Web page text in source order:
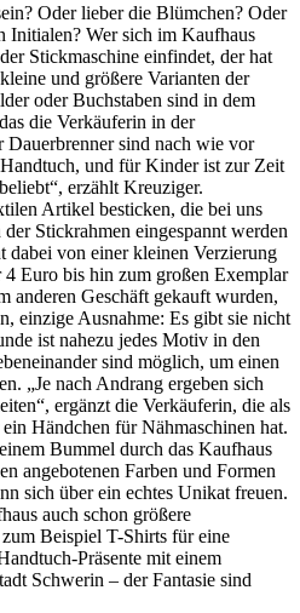
Oder lieber die Blümchen? Oder
Initialen? Wer sich im Kaufhaus
Stickmaschine einfindet, der hat
und größere Varianten der
oder Buchstaben sind in dem
die Verkäuferin in der
sind nach wie vor
und für Kinder ist zur Zeit
erzählt Kreuziger.
Artikel besticken, die bei uns
Stickrahmen eingespannt werden
dabei von einer kleinen Verzierung
Euro bis hin zum großen Exemplar
anderen Geschäft gekauft wurden,
einzige Ausnahme: Es gibt sie nicht
ist nahezu jedes Motiv in den
sind möglich, um einen
„Je nach Andrang ergeben sich
ergänzt die Verkäuferin, die als
Händchen für Nähmaschinen hat.
Bummel durch das Kaufhaus
angebotenen Farben und Formen
sich über ein echtes Unikat freuen.
auch schon größere
Beispiel T-Shirts für eine
Präsente mit einem
Schwerin – der Fantasie sind